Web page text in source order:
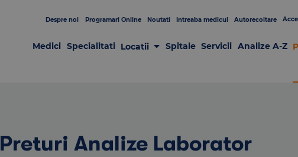
Despre noi Programari Online Noutati Intreaba medicul Autorecoltare
Medici Specialitati Locatii Spitale Servicii Analize A-Z
Preturi Analize Laborator